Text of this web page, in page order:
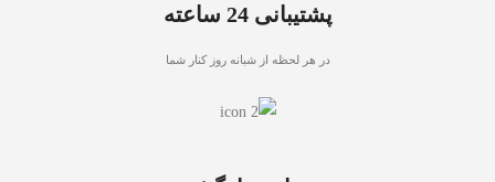
پشتیبانی 24 ساعته
در هر لحظه از شبانه روز کنار شما